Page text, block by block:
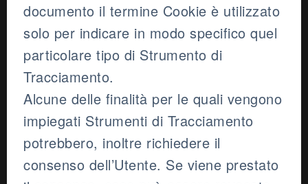
documento il termine Cookie è utilizzato
solo per indicare in modo specifico quel
particolare tipo di Strumento di
Tracciamento.
Alcune delle finalità per le quali vengono
impiegati Strumenti di Tracciamento
potrebbero, inoltre richiedere il
consenso dell’Utente. Se viene prestato